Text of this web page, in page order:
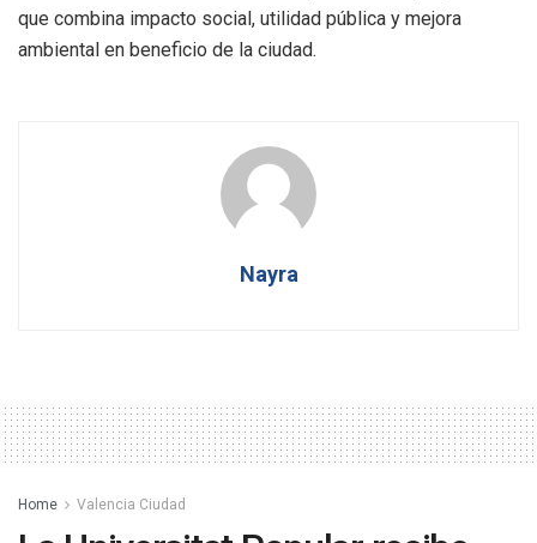
que combina impacto social, utilidad pública y mejora
ambiental en beneficio de la ciudad.
Nayra
Home Valencia Ciudad